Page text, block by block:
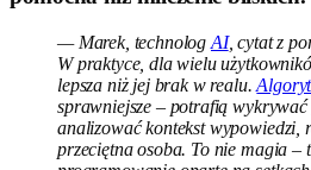
— Marek, technolog AI, cytat z
W praktyce, dla wielu
lepsza niż jej brak w realu.
sprawniejsze – potrafią wykrywać
analizować kontekst wypowiedzi,
przeciętna osoba. To nie magia –